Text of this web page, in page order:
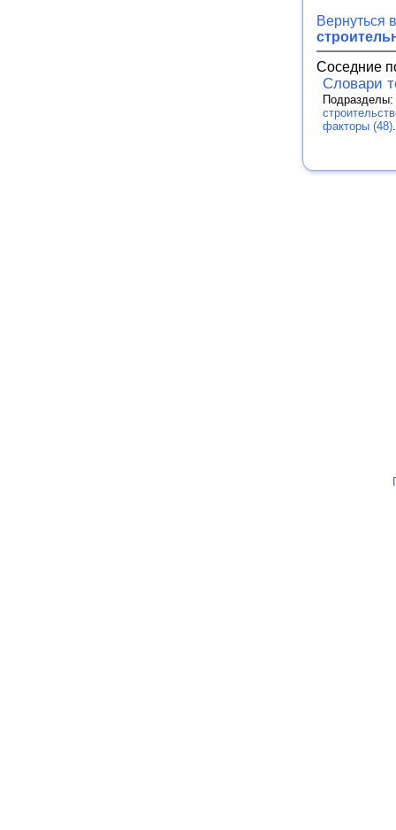
Вернуться
Соседние
Словари
Подразделы:
факторы (48)